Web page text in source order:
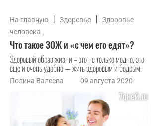
На главную | Здоровье |
Здоровье
человека
Что такое ЗОЖ и «с чем его едят»?
Здоровый образ жизни – это не только модно, это
еще и очень удобно — жить здоровым и бодрым.
Полина Валеева 09 августа 2020